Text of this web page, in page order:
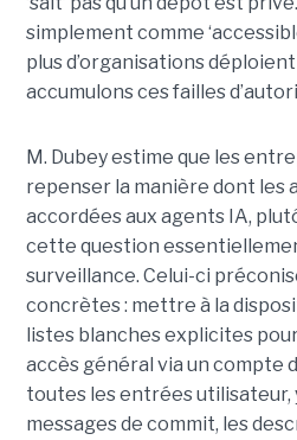
simplement comme
plus d’organisations
accumulons ces failles
M. Dubey estime que les
repenser la manière dont les
accordées aux agents IA,
cette question
surveillance. Celui-ci
concrètes : mettre à la
listes blanches explicites
accès général via un compte
toutes les entrées utilisateur,
messages de commit, les